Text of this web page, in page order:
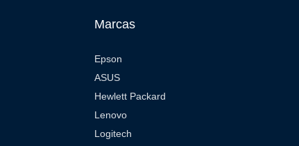
Marcas
Epson
ASUS
Hewlett Packard
Lenovo
Logitech